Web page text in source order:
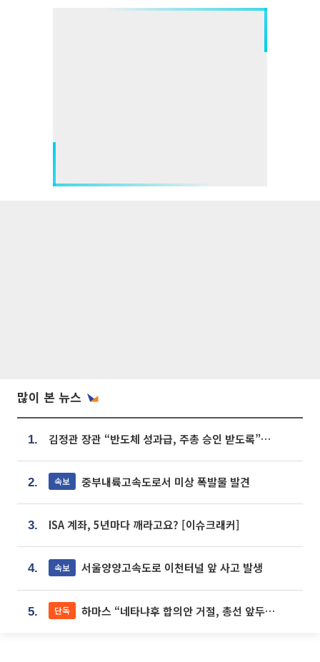
많이 본 뉴스
1. 김정관 장관 “반도체 성과급, 주총 승인 받도록”…상법·자본시장법 개정 시사
2. 속보 중부내륙고속도로서 미상 폭발물 발견
3. ISA 계좌, 5년마다 깨라고요? [이슈크래커]
4. 속보 서울양양고속도로 이천터널 앞 사고 발생
5. 단독 하마스 “네타냐후 합의안 거절, 총선 앞두고 시간 끌기”